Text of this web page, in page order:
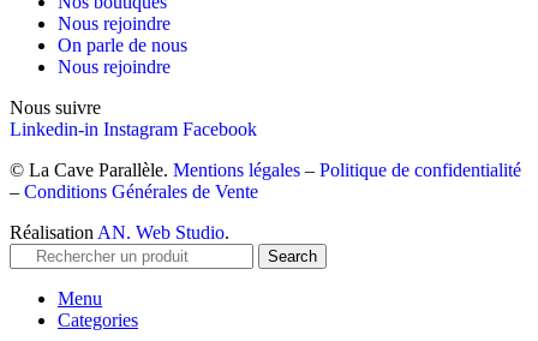
Nous rejoindre
On parle de nous
Nous rejoindre
Nous suivre
Linkedin-in Instagram Facebook
© La Cave Parallèle. Mentions légales – Politique de confidentialité
– Conditions Générales de Vente
Réalisation AN. Web Studio.
Search
Menu
Categories